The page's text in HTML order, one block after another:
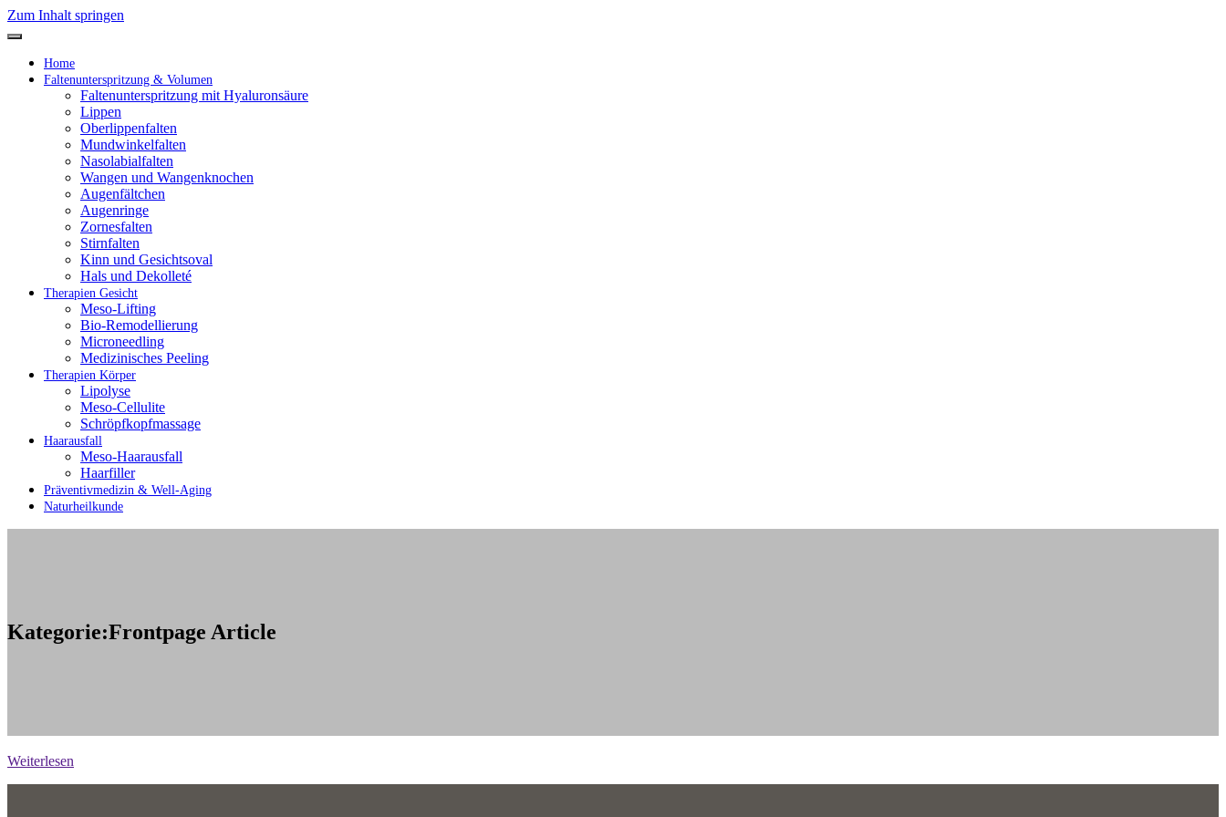
Zum Inhalt springen
Home
Faltenunterspritzung & Volumen
Faltenunterspritzung mit Hyaluronsäure
Lippen
Oberlippenfalten
Mundwinkelfalten
Nasolabialfalten
Wangen und Wangenknochen
Augenfältchen
Augenringe
Zornesfalten
Stirnfalten
Kinn und Gesichtsoval
Hals und Dekolleté
Therapien Gesicht
Meso-Lifting
Bio-Remodellierung
Microneedling
Medizinisches Peeling
Therapien Körper
Lipolyse
Meso-Cellulite
Schröpfkopfmassage
Haarausfall
Meso-Haarausfall
Haarfiller
Präventivmedizin & Well-Aging
Naturheilkunde
Kategorie:Frontpage Article
Weiterlesen